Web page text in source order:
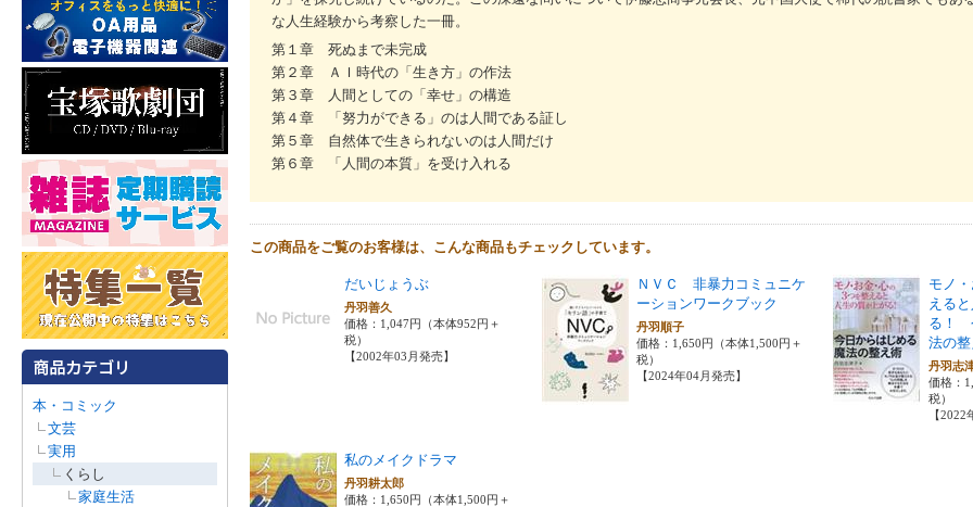
本・コミック
文芸
実用
くらし
家庭生活
な人生経験から考察した一冊。
第１章 死ぬまで未完成
第２章 ＡＩ時代の「生き方」の作法
第３章 人間としての「幸せ」の構造
第４章 「努力ができる」のは人間である証し
第５章 自然体で生きられないのは人間だけ
第６章 「人間の本質」を受け入れる
この商品をご覧のお客様は、こんな商品もチェックしています。
だいじょうぶ
丹羽善久
価格：1,047円（本体952円＋
税）
【2002年03月発売】
ＮＶＣ 非暴力コミュニケ
ーションワークブック
丹羽順子
価格：1,650円（本体1,500円＋
税）
【2024年04月発売】
モノ
える
る！
法の
丹羽志
価格：
税）
【2022
私のメイクドラマ
丹羽耕太郎
価格：1,650円（本体1,500円＋